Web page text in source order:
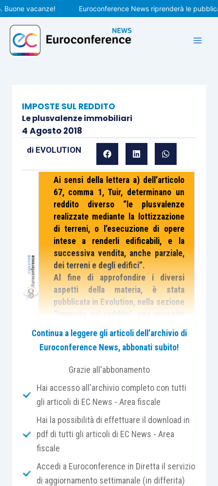
Vai
al
contenuto
vacanze! Euroconference News riprenderà le
IMPOSTE SUL REDDITO
Le plusvalenze immobiliari
4 Agosto 2018
di EVOLUTION
Ai sensi della lettera a) dell’articolo
67, comma 1, Tuir, determinano un
reddito diverso “le plusvalenze
realizzate mediante la lottizzazione
di terreni, o l’esecuzione di opere
intese a renderli edificabili, e la
successiva vendita, anche parziale,
dei terreni e degli edifici”.
Al fine di approfondire i diversi
aspetti della materia, è stata
pubblicata in Evolution, nella sezione
Il presente contributo analizza le
plusvalenze che si vengono a
fabbricati e terreni
La prima categoria di reddito diverso è quella
connessa alla plusvalenza derivante dal
comportamento del contribuente consistente:
nella lottizzazione di terreni, o
nell’esecuzione di opere intese a renderli
Continua a leggere gli articoli dell’archivio di
Euroconference News, abbonati subito!
Grazie all'abbonamento
Hai accesso all'archivio completo con tutti
gli articoli di EC News - Area fiscale
Hai la possibilità di effettuare il download in
pdf di tutti gli articoli di EC News - Area
fiscale
Accedi a Euroconference in Diretta il servizio
di aggiornamento settimanale (in differita)